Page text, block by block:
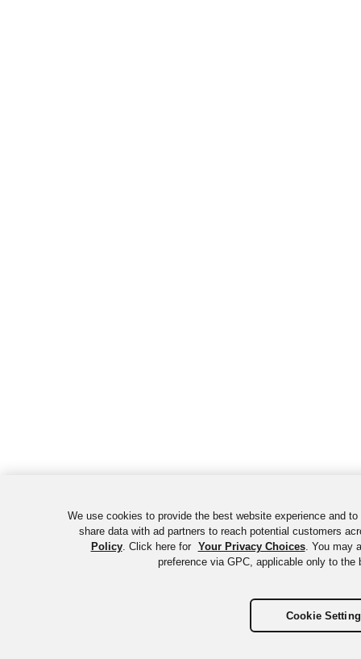
We use cookies to provide the best website experience and
share data with ad partners to reach potential customers
Policy. Click here for Your Privacy Choices. You may
preference via GPC, applicable only to the
Cookie